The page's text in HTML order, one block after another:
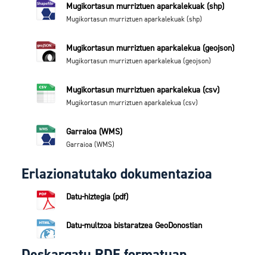
Mugikortasun murriztuen aparkalekuak (shp)
Mugikortasun murriztuen aparkalekuak (shp)
Mugikortasun murriztuen aparkalekua (geojson)
Mugikortasun murriztuen aparkalekua (geojson)
Mugikortasun murriztuen aparkalekua (csv)
Mugikortasun murriztuen aparkalekua (csv)
Garraioa (WMS)
Garraioa (WMS)
Erlazionatutako dokumentazioa
Datu-hiztegia (pdf)
Datu-multzoa bistaratzea GeoDonostian